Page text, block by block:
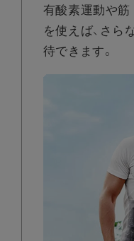
有酸素運動や
を使えば、 さら
待できます。